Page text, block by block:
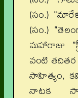
(సం.)
(సం.)
మహారాజు
వంటి
సాహిత్యం,
నాటక